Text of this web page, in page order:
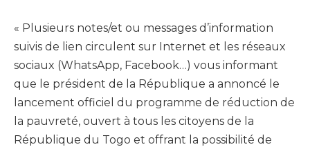
« Plusieurs notes/et ou messages d’information
suivis de lien circulent sur Internet et les réseaux
sociaux (WhatsApp, Facebook…) vous informant
que le président de la République a annoncé le
lancement officiel du programme de réduction de
la pauvreté, ouvert à tous les citoyens de la
République du Togo et offrant la possibilité de